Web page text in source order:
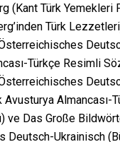
(Kant Türk Yemekleri
Türk
Türkçe Resimli
Avusturya Almancası-
ve Das Große
Deutsch-Ukrainisch